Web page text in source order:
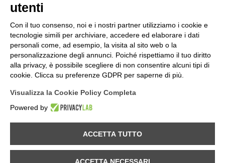
Comune di Val Masino
utenti
Con il tuo consenso, noi e i nostri partner utilizziamo i cookie e
tecnologie simili per archiviare, accedere ed elaborare i dati
personali come, ad esempio, la visita al sito web o la
personalizzazione degli annunci. Poiché rispettiamo il tuo diritto
alla privacy, è possibile scegliere di non consentire alcuni tipi di
cookie. Clicca su preferenze GDPR per saperne di più.
Visualizza la Cookie Policy Completa
Powered by
ACCETTA TUTTO
ACCETTA NECESSARI